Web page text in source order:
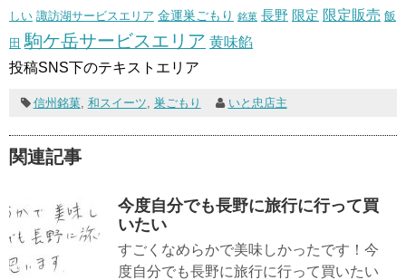
しい 諏訪湖サービスエリア 金運巣ごもり 銘菓 長野 限定 限定販売 飯
田 駒ケ岳サービスエリア 黄味餡
投稿SNS下のテキストエリア
信州銘菓, 和スイーツ 巣ごもり いと忠店主
関連記事
今度自分でも長野に旅行に行って買
いたい
すごくなめらかで美味しかったです！今
度自分でも長野に旅行に行って買いたい